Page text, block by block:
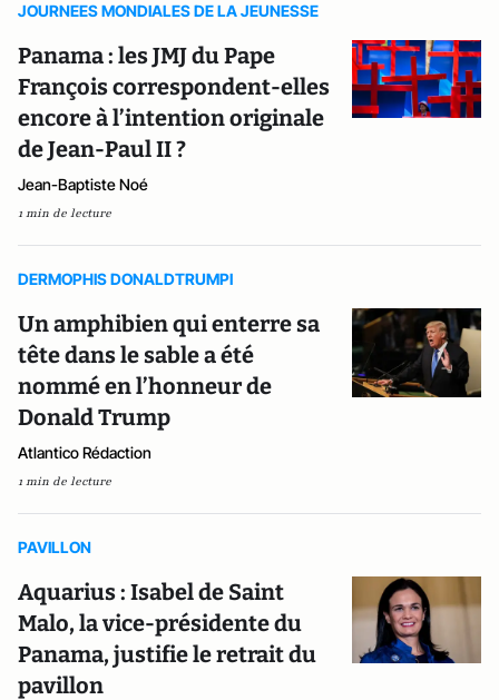
JOURNEES MONDIALES DE LA JEUNESSE
Panama : les JMJ du Pape
François correspondent-elles
encore à l’intention originale
de Jean-Paul II ?
Jean-Baptiste Noé
1 min de lecture
DERMOPHIS DONALDTRUMPI
Un amphibien qui enterre sa
tête dans le sable a été
nommé en l’honneur de
Donald Trump
Atlantico Rédaction
1 min de lecture
PAVILLON
Aquarius : Isabel de Saint
Malo, la vice-présidente du
Panama, justifie le retrait du
pavillon